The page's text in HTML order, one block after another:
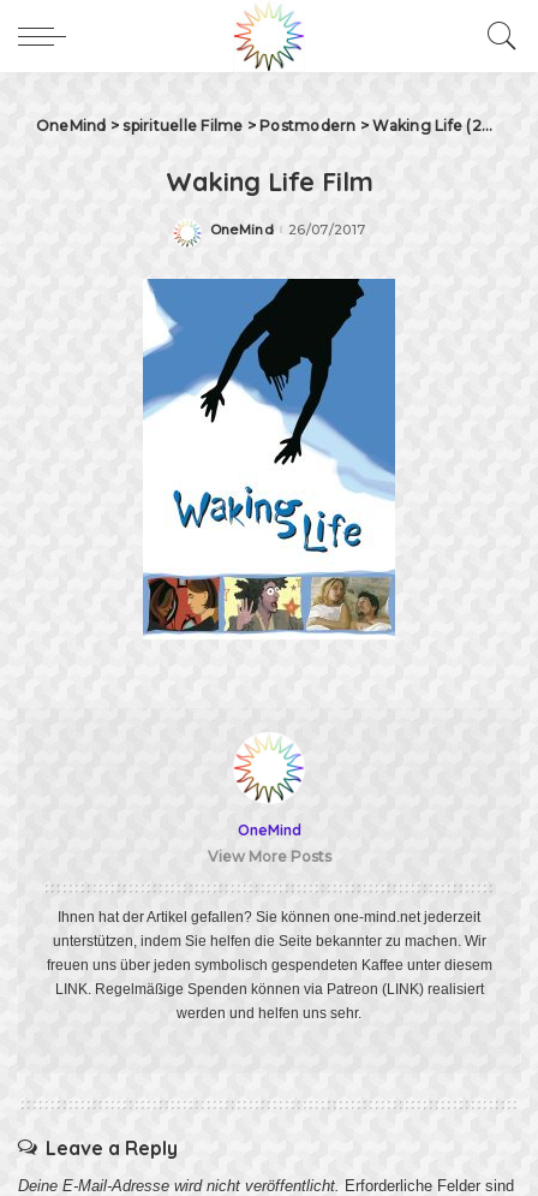
OneMind >spirituelle Filme > Postmodern >Waking Life (2001) Film
Waking Life Film
Posted
OneMind 26/07/2017
OneMind
View More Posts
Ihnen hat der Artikel gefallen? Sie können one-mind.net jederzeit
unterstützen, indem Sie helfen die Seite bekannter zu machen. Wir
freuen uns über jeden symbolisch gespendeten Kaffee unter diesem
LINK. Regelmäßige Spenden können via Patreon (LINK)realisiert
werden und helfen uns sehr.
Leave a Reply
Deine E-Mail-Adresse wird nicht veröffentlicht. Erforderliche Felder sind